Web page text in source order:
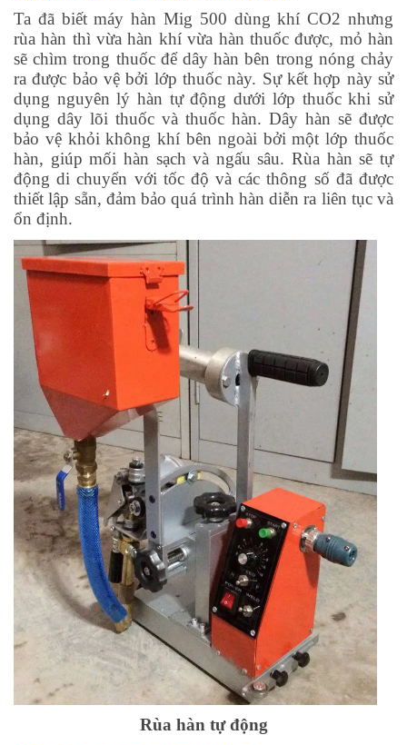
Ta đã biết máy hàn Mig 500 dùng khí CO2 nhưng
rùa hàn thì vừa hàn khí vừa hàn thuốc được, mỏ hàn
sẽ chìm trong thuốc để dây hàn bên trong nóng chảy
ra được bảo vệ bởi lớp thuốc này. Sự kết hợp này sử
dụng nguyên lý hàn tự động dưới lớp thuốc khi sử
dụng dây lõi thuốc và thuốc hàn. Dây hàn sẽ được
bảo vệ khỏi không khí bên ngoài bởi một lớp thuốc
hàn, giúp mối hàn sạch và ngấu sâu. Rùa hàn sẽ tự
động di chuyển với tốc độ và các thông số đã được
thiết lập sẵn, đảm bảo quá trình hàn diễn ra liên tục và
ổn định.
Rùa hàn tự động